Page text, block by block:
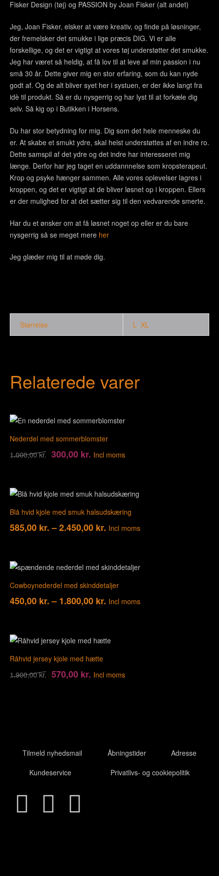
Fisker Design (tøj) og PASSION by Joan Fisker (alt andet)
Jeg, Joan Fisker, elsker at være kreativ, og finde på løsninger,
der fremelsker det smukke i lige præcis DIG. Vi er alle
forskellige, og det er vigtigt at vores tøj understøtter det smukke.
Jeg har været så heldig, at få lov til at leve af min passion i nu
små 30 år. Dette giver mig en stor erfaring, som du kan nyde
godt af. Og de alt bliver syet her i systuen, er der ikke langt fra
idè til produkt. Så er du nysgerrig og har lyst til at forkæle dig
selv. Så kig op i Butikken i Horsens.
Du har stor betydning for mig. Dig som det hele menneske du
er. At skabe et smukt ydre, skal helst understøttes af en indre ro.
Dette samspil af det ydre og det indre har interesseret mig
længe. Derfor har jeg taget en uddannnelse som kropsterapeut.
Krop og psyke hænger sammen. Alle vores oplevelser lagres i
kroppen, og det er vigtigt at de bliver løsnet op i kroppen. Ellers
er der mulighed for at det sætter sig til den vedvarende smerte.
Har du et ønsker om at få løsnet noget op eller er du bare
nysgerrig så se meget mere her
Jeg glæder mig til at møde dig.
Størrelse L XL
Relaterede varer
Nederdel med sommerblomster
1.000,00kr. 300,00 kr. Incl moms
Blå hvid kjole med smuk halsudskæring
585,00 kr. –2.450,00 kr. Incl moms
Cowboynederdel med skinddetaljer
450,00 kr. – 1.800,00 kr. Incl moms
Råhvid jersey kjole med hætte
1.900,00kr. 570,00 kr. Incl moms
Tilmeld nyhedsmail Åbningstider
Adresse
Kundeservice
Privatlivs- og cookiepolitik